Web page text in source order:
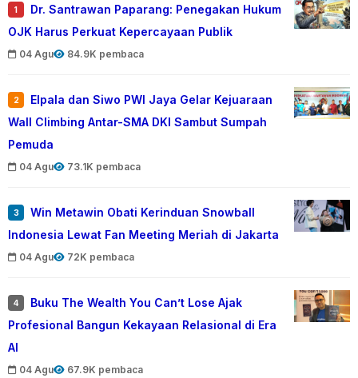
1
Dr. Santrawan Paparang: Penegakan Hukum
OJK Harus Perkuat Kepercayaan Publik
04 Agu 84.9K pembaca
2
Elpala dan Siwo PWI Jaya Gelar Kejuaraan
Wall Climbing Antar-SMA DKI Sambut Sumpah
Pemuda
04 Agu 73.1K pembaca
3
Win Metawin Obati Kerinduan Snowball
Indonesia Lewat Fan Meeting Meriah di Jakarta
04 Agu 72K pembaca
4
Buku The Wealth You Can’t Lose Ajak
Profesional Bangun Kekayaan Relasional di Era
AI
04 Agu 67.9K pembaca